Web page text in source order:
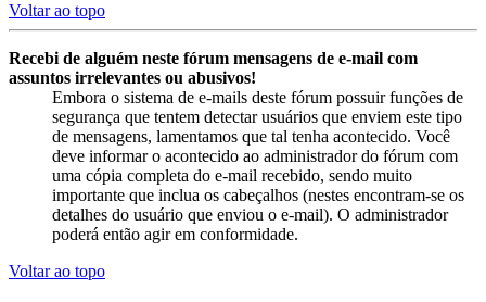
Voltar ao topo
Recebi de alguém neste fórum mensagens de e-mail com
assuntos irrelevantes ou abusivos!
Embora o sistema de e-mails deste fórum possuir funções de
segurança que tentem detectar usuários que enviem este tipo
de mensagens, lamentamos que tal tenha acontecido. Você
deve informar o acontecido ao administrador do fórum com
uma cópia completa do e-mail recebido, sendo muito
importante que inclua os cabeçalhos (nestes encontram-se os
detalhes do usuário que enviou o e-mail). O administrador
poderá então agir em conformidade.
Voltar ao topo